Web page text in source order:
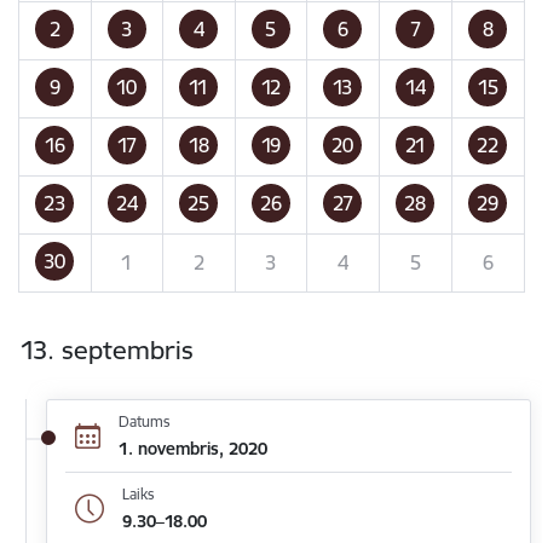
2 3 4 5 6 7 8
9 10 11 12 13 14 15
16 17 18 19 20 21 22
23 24 25 26 27 28 29
30 1 2 3 4 5 6
13. septembris
Datums
1. novembris, 2020
Laiks
9.30–18.00